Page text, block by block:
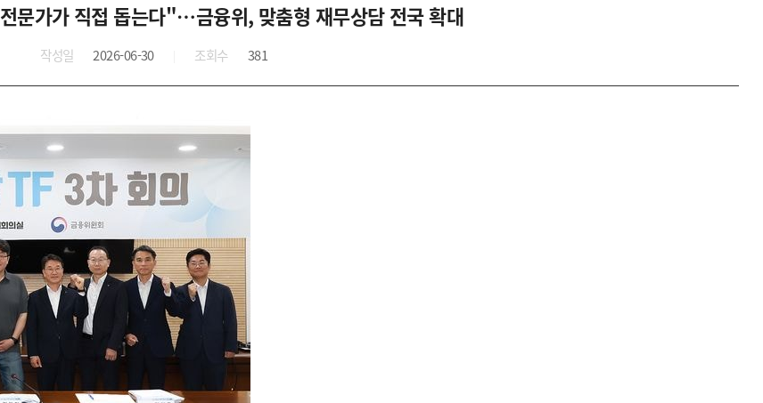
문가가 직접 돕는다"…금융위, 맞춤형 재무상담 전국 확대
작성일 2026-06-30 조회수 381